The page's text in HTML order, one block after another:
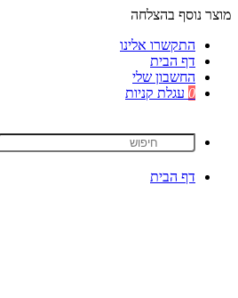
מוצר נוסף בהצלחה
התקשרו אלינו
דף הבית
החשבון שלי
0 עגלת קניות
דף הבית